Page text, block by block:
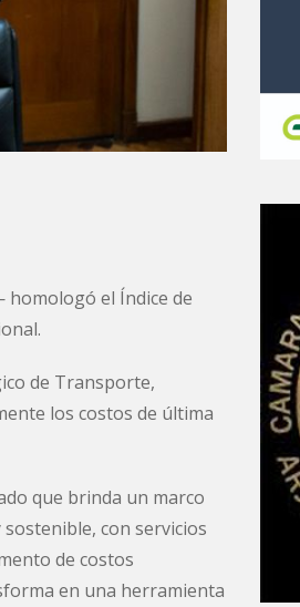
homologó el Índice de
de Transporte,
los costos de última
que brinda un marco
con servicios
de costos
en una herramienta